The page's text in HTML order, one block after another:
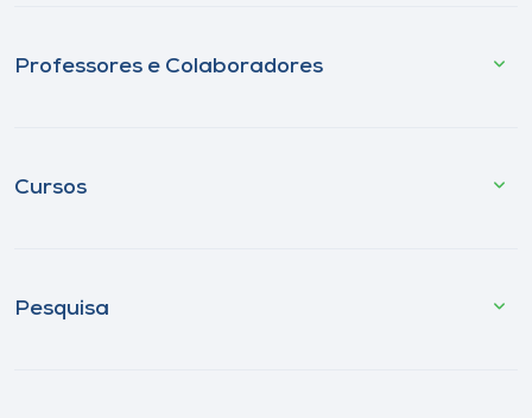
Professores e Colaboradores
Cursos
Pesquisa